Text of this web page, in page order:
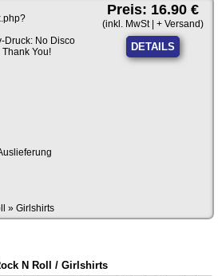
Druck: No Disco
You!
» Girlshirts
Preis: 16.90 €
(inkl. MwSt | + Versand)
DETAILS
N Roll / Girlshirts